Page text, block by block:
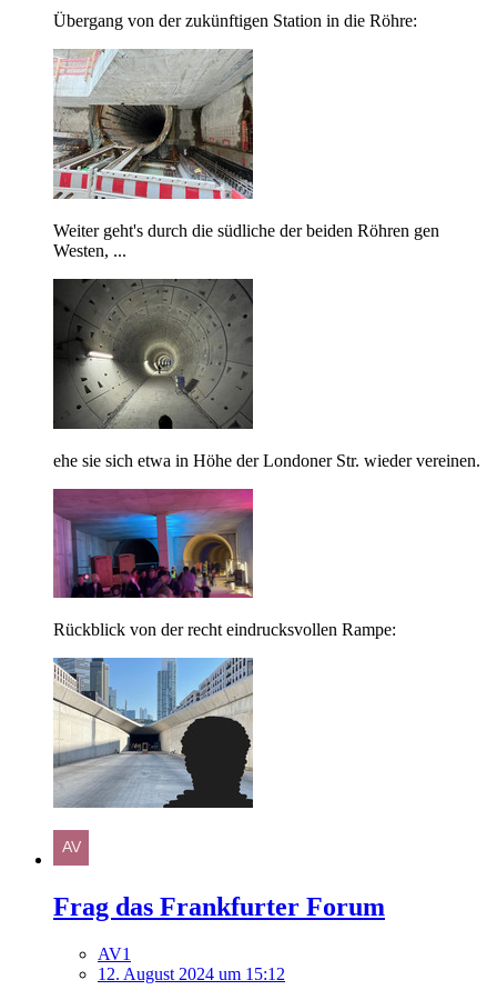
Übergang von der zukünftigen Station in die Röhre:
Weiter geht's durch die südliche der beiden Röhren gen
Westen, ...
ehe sie sich etwa in Höhe der Londoner Str. wieder vereinen.
Rückblick von der recht eindrucksvollen Rampe:
Frag das Frankfurter Forum
AV1
12. August 2024 um 15:12